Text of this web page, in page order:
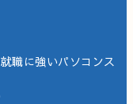
職に強いパソコンス